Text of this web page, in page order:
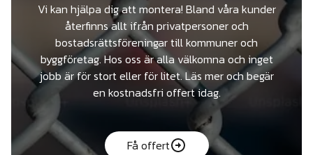
Vi kan hjälpa dig att montera! Bland våra kunder
återfinns allt ifrån privatpersoner och
bostadsrättsföreningar till kommuner och
byggföretag. Hos oss är alla välkomna och inget
jobb är för stort eller för litet. Läs mer och begär
en kostnadsfri offert idag.
Få offert